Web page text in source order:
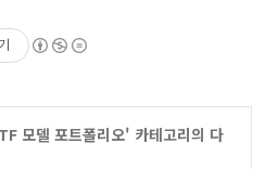
모델 포트폴리오' 카테고리의 다